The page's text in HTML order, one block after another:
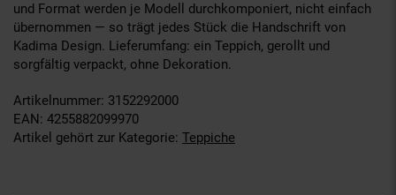
und Format werden je Modell durchkomponiert, nicht einfach
übernommen — so trägt jedes Stück die Handschrift von
Kadima Design. Lieferumfang: ein Teppich, gerollt und
sorgfältig verpackt, ohne Dekoration.
Artikelnummer: 3152292000
EAN: 4255882099970
Artikel gehört zur Kategorie: Teppiche